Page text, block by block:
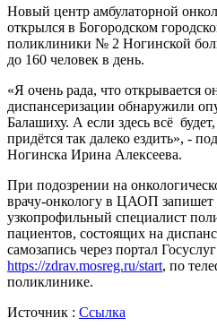
Новый центр амбулаторной
открылся в Богородском
поликлиники № 2 Ногинской
до 160 человек в день.
«Я очень рада, что открывается
диспансеризации обнаружили
Балашиху. А если здесь всё
придётся так далеко ездить», -
Ногинска Ирина Алексеева.
При подозрении на
врачу-онкологу в ЦАОП запишет
узкопрофильный специалист
пациентов, состоящих на
самозапись через портал
https://zdrav.mosreg.ru/start, по
поликлинике.
Источник : Ссылка